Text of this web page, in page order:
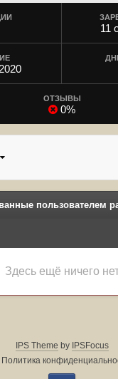
11
ОТЗЫВЫ
0%
пользователем
Здесь ещё ничего
IPS Theme by IPSFocus
Политика